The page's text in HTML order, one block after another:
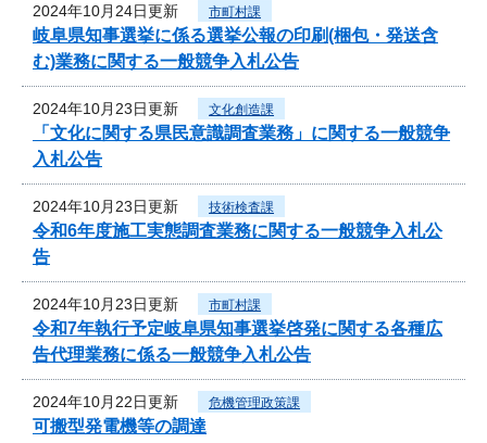
2024年10月24日更新 市町村課
岐阜県知事選挙に係る選挙公報の印刷(梱包・発送含
む)業務に関する一般競争入札公告
2024年10月23日更新 文化創造課
「文化に関する県民意識調査業務」に関する一般競争
入札公告
2024年10月23日更新 技術検査課
令和6年度施工実態調査業務に関する一般競争入札公
告
2024年10月23日更新 市町村課
令和7年執行予定岐阜県知事選挙啓発に関する各種広
告代理業務に係る一般競争入札公告
2024年10月22日更新 危機管理政策課
可搬型発電機等の調達